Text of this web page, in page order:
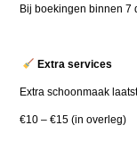
Bij boekingen binnen 7
Extra services
Extra schoonmaak
€10 – €15 (in overleg)